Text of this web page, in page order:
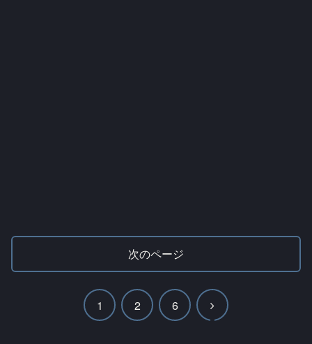
次のページ
1 2 6
次